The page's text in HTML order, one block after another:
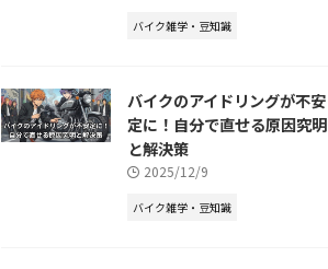
バイク雑学・豆知識
バイクのアイドリングが不安
定に！自分で直せる原因究明
と解決策
2025/12/9
バイク雑学・豆知識